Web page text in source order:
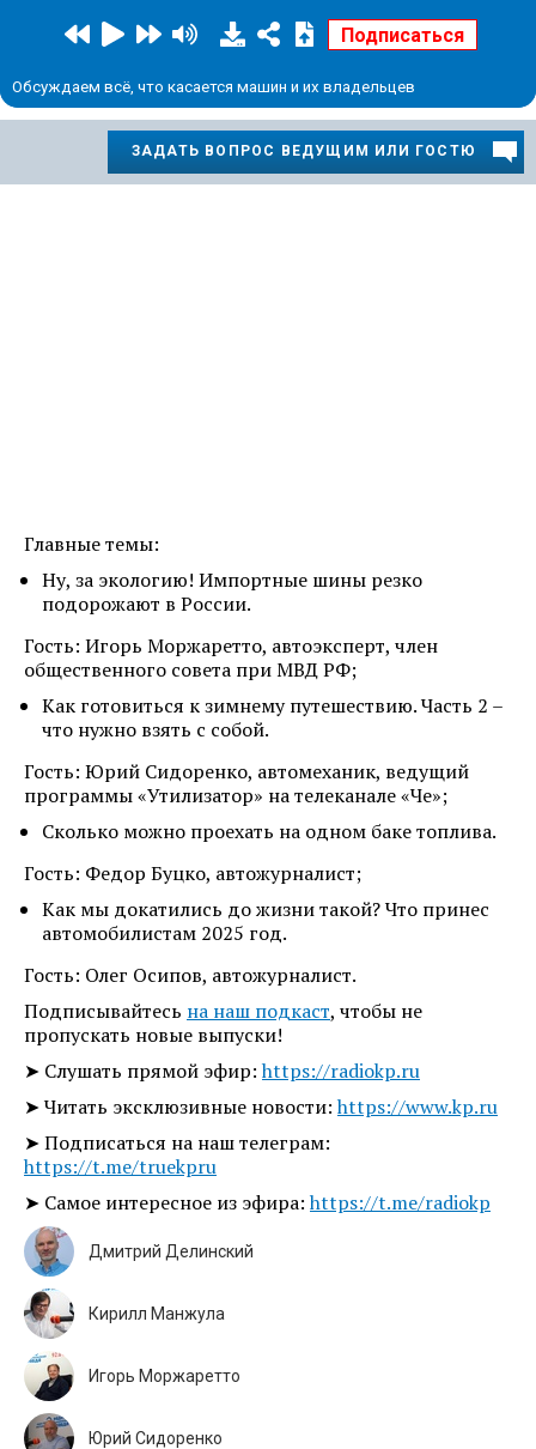
Обсуждаем всё, что касается машин и их владельцев
ЗАДАТЬ ВОПРОС ВЕДУЩИМ ИЛИ ГОСТЮ
Главные темы:
Ну, за экологию! Импортные шины резко
подорожают в России.
Гость: Игорь Моржаретто, автоэксперт, член
общественного совета при МВД РФ;
Как готовиться к зимнему путешествию. Часть 2 –
что нужно взять с собой.
Гость: Юрий Сидоренко, автомеханик, ведущий
программы «Утилизатор» на телеканале «Че»;
Сколько можно проехать на одном баке топлива.
Гость: Федор Буцко, автожурналист;
Как мы докатились до жизни такой? Что принес
автомобилистам 2025 год.
Гость: Олег Осипов, автожурналист.
Подписывайтесь на наш подкаст, чтобы не
пропускать новые выпуски!
➤ Слушать прямой эфир:https://radiokp.ru
➤ Читать эксклюзивные новости:https://www.kp.ru
➤ Подписаться на наш телеграм:
https://t.me/truekpru
➤ Самое интересное из эфира:https://t.me/radiokp
Дмитрий Делинский
Кирилл Манжула
Игорь Моржаретто
Юрий Сидоренко